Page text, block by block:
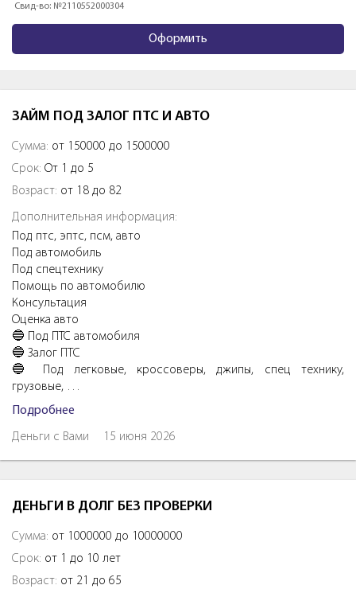
Свид-во: №2110552000304
Оформить
ЗАЙМ ПОД ЗАЛОГ ПТС И АВТО
Сумма: от 150000 до 1500000
Срок: От 1 до 5
Возраст: от 18 до 82
Дополнительная информация:
Под птс, эптс, псм, авто
Под автомобиль
Под спецтехнику
Помощь по автомобилю
Консультация
Оценка авто
🔵 Пoд ПТС aвтoмобиля
🔵 Залог ПTC
🔵 Под легковые, кроссоверы, джипы, спeц тexнику,
грузовые, …
Подробнее
Деньги с Вами 15 июня 2026
ДЕНЬГИ В ДОЛГ БЕЗ ПРОВЕРКИ
Сумма: от 1000000 до 10000000
Срок: от 1 до 10 лет
Возраст: от 21 до 65